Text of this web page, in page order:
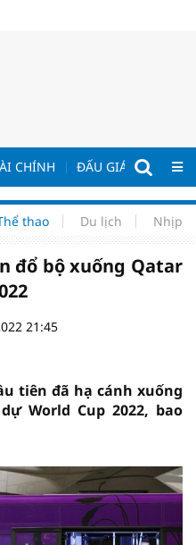
CHÍNH ĐẤU GIÁ - ĐẤU
thao Du lịch Nhịp
đổ bộ xuống Qatar
21:45
tiên đã hạ cánh xuống
World Cup 2022, bao